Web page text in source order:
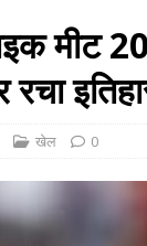
मीट
खेल 0